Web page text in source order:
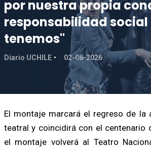
por nuestra propia
responsabilidad social
tenemos"
Diario UCHILE 02-06-2026
El montaje marcará el regreso de la
teatral y coincidirá con el centenario
el montaje volverá al Teatro